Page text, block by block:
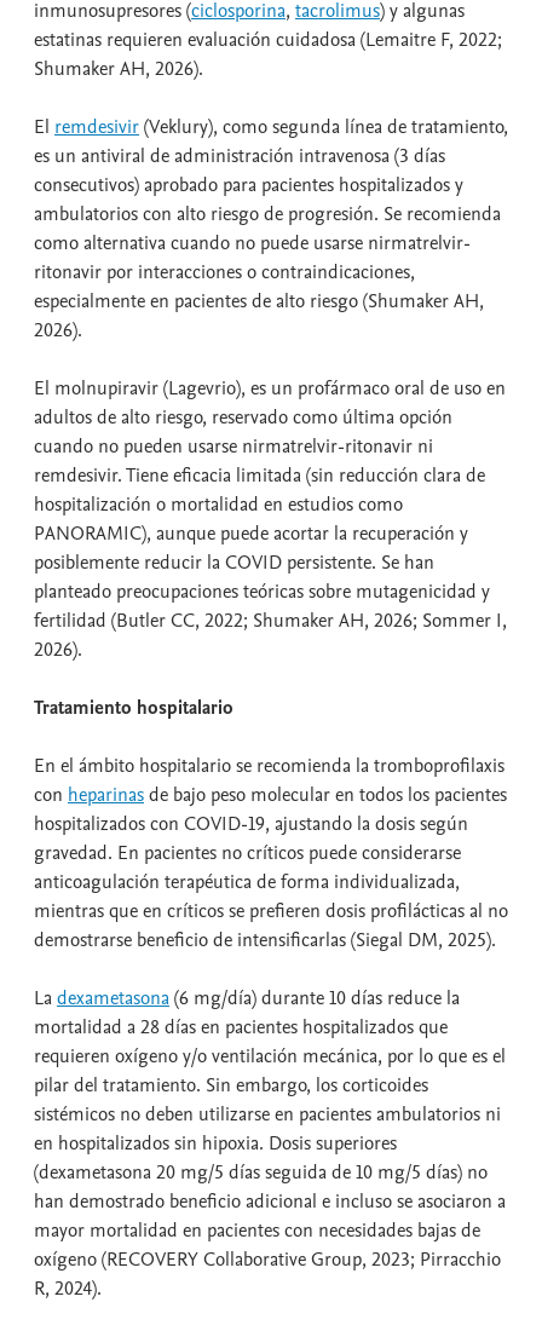
inmunosupresores (ciclosporina, tacrolimus) y algunas
estatinas requieren evaluación cuidadosa (Lemaitre F, 2022;
Shumaker AH, 2026).
El remdesivir(Veklury), como segunda línea de tratamiento,
es un antiviral de administración intravenosa (3 días
consecutivos) aprobado para pacientes hospitalizados y
ambulatorios con alto riesgo de progresión. Se recomienda
como alternativa cuando no puede usarse nirmatrelvir-
ritonavir por interacciones o contraindicaciones,
especialmente en pacientes de alto riesgo (Shumaker AH,
2026).
El molnupiravir (Lagevrio), es un profármaco oral de uso en
adultos de alto riesgo, reservado como última opción
cuando no pueden usarse nirmatrelvir-ritonavir ni
remdesivir. Tiene eficacia limitada (sin reducción clara de
hospitalización o mortalidad en estudios como
PANORAMIC), aunque puede acortar la recuperación y
posiblemente reducir la COVID persistente. Se han
planteado preocupaciones teóricas sobre mutagenicidad y
fertilidad (Butler CC, 2022; Shumaker AH, 2026; Sommer I,
2026).
Tratamiento hospitalario
En el ámbito hospitalario se recomienda la tromboprofilaxis
con heparinasde bajo peso molecular en todos los pacientes
hospitalizados con COVID-19, ajustando la dosis según
gravedad. En pacientes no críticos puede considerarse
anticoagulación terapéutica de forma individualizada,
mientras que en críticos se prefieren dosis profilácticas al no
demostrarse beneficio de intensificarlas (Siegal DM, 2025).
Ladexametasona(6 mg/día) durante 10 días reduce la
mortalidad a 28 días en pacientes hospitalizados que
requieren oxígeno y/o ventilación mecánica, por lo que es el
pilar del tratamiento. Sin embargo, los corticoides
sistémicos no deben utilizarse en pacientes ambulatorios ni
en hospitalizados sin hipoxia. Dosis superiores
(dexametasona 20 mg/5 días seguida de 10 mg/5 días) no
han demostrado beneficio adicional e incluso se asociaron a
mayor mortalidad en pacientes con necesidades bajas de
oxígeno (RECOVERY Collaborative Group, 2023; Pirracchio
R, 2024).